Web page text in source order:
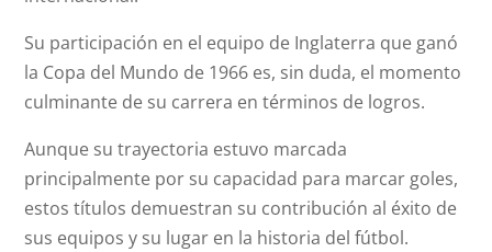
Su participación en el equipo de Inglaterra que ganó
la Copa del Mundo de 1966 es, sin duda, el momento
culminante de su carrera en términos de logros.
Aunque su trayectoria estuvo marcada
principalmente por su capacidad para marcar goles,
estos títulos demuestran su contribución al éxito de
sus equipos y su lugar en la historia del fútbol.